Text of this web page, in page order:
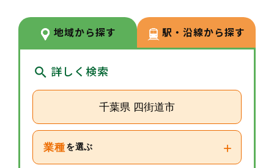
地域から探す 駅・沿線から探す
詳しく検索
千葉県 四街道市
業種 を選ぶ +